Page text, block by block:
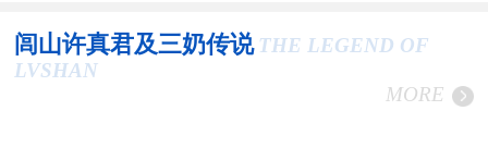
闾山许真君及三奶传说 THE LEGEND OF
LVSHAN
MORE